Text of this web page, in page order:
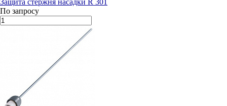
Защита стержня насадки R 301
По запросу